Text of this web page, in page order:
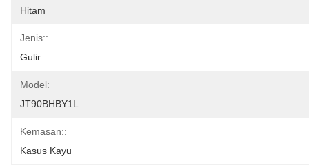
Hitam
Jenis::
Gulir
Model:
JT90BHBY1L
Kemasan::
Kasus Kayu